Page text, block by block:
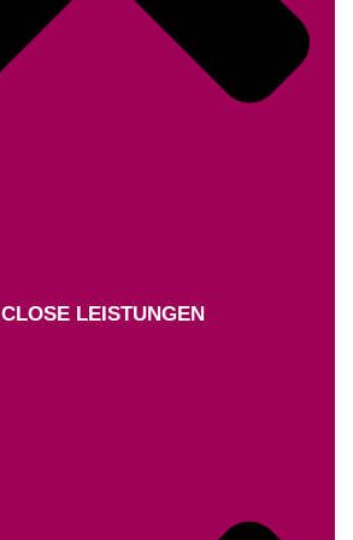
CLOSE LEISTUNGEN